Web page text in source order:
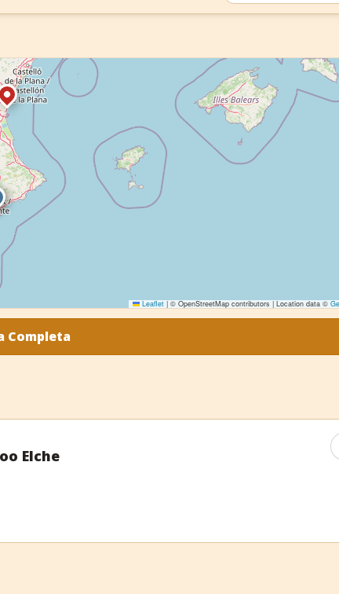
Leaflet |© OpenStreetMap contributors | Location data ©
Completa
Elche